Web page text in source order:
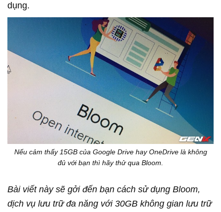
dụng.
Nếu cảm thấy 15GB của Google Drive hay OneDrive là không
đủ với bạn thì hãy thử qua Bloom.
Bài viết này sẽ gởi đến bạn cách sử dụng Bloom,
dịch vụ lưu trữ đa năng với 30GB không gian lưu trữ